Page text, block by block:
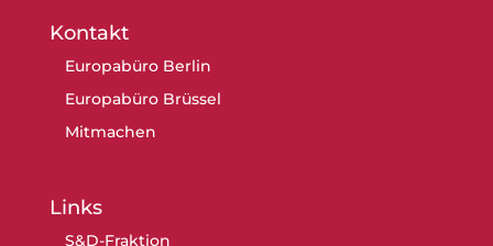
Kontakt
Europabüro Berlin
Europabüro Brüssel
Mitmachen
Links
S&D-Fraktion